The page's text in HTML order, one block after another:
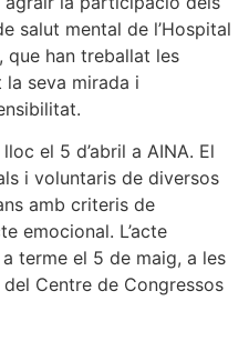
salut mental de l’Hospital
que han treballat les
seva mirada i
el 5 d’abril a AINA. El
i voluntaris de diversos
amb criteris de
emocional. L’acte
terme el 5 de maig, a les
Centre de Congressos